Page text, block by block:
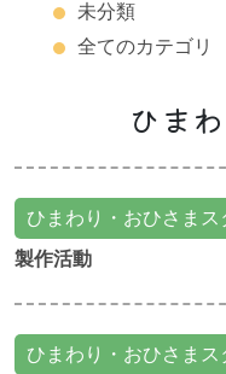
未分類
全てのカテゴリ
ひま
ひまわり・おひさま
製作活動
ひまわり・おひさま